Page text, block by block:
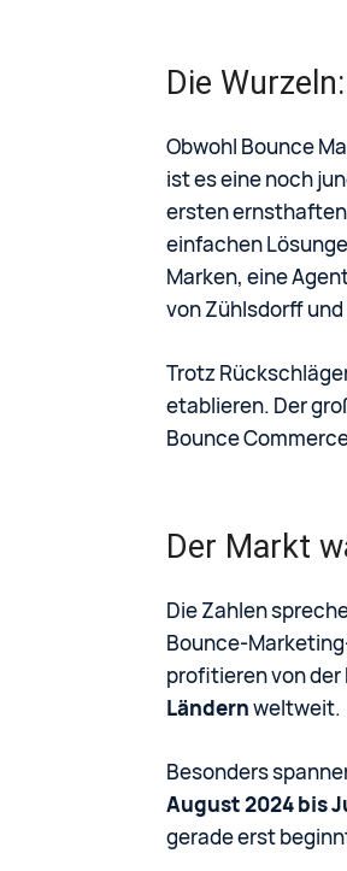
Die
Obwohl Bounce
ist es eine noch
ersten ernsthaften
einfachen
Marken, eine
von Zühlsdorff
Trotz
etablieren. Der
Bounce
Der Markt
Die Zahlen
Bounce-
profitieren von
Ländernweltweit.
Besonders
August 2024 bis
gerade erst